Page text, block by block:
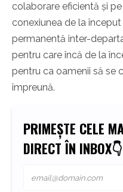
colaborare eficientă și
conexiunea de la
permanentă inter-
pentru care încă de la
pentru ca oamenii să se
împreună.
PRIMEȘTE CELE
DIRECT ÎN INBOX👇